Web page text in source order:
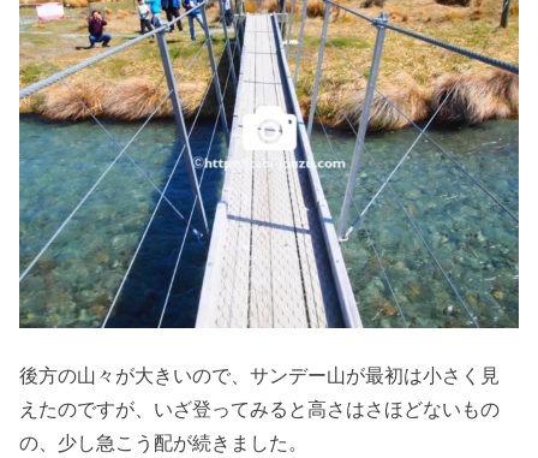
後方の山々が大きいので、サンデー山が最初は小さく見
えたのですが、いざ登ってみると高さはさほどないもの
の、少し急こう配が続きました。